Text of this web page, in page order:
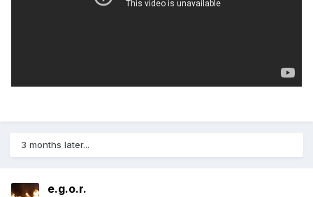
3 months later...
e.g.o.r.